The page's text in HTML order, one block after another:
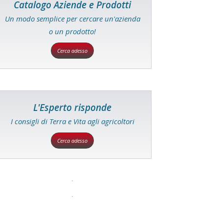
Catalogo Aziende e Prodotti
Un modo semplice per cercare un'azienda
o un prodotto!
Cerca adesso
L'Esperto risponde
I consigli di Terra e Vita agli agricoltori
Cerca adesso